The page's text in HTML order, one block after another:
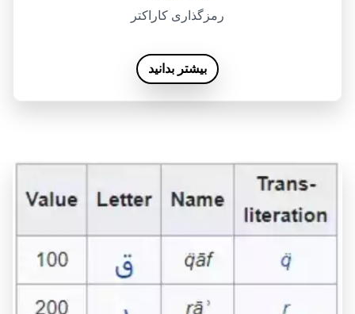
رمزگذاری کاراکتر
بیشتر بدانید